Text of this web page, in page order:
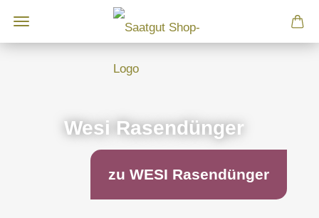
Wesi Rasendünger
zu WESI Rasendünger